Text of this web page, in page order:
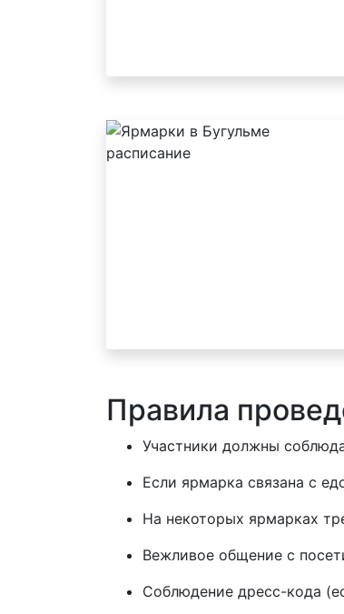
Правила
Участники должны
Если ярмарка связана с
На некоторых ярмарках
Вежливое общение с
Соблюдение дресс-кода